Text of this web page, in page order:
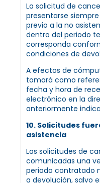
La solicitud de
presentarse
previo a la no
dentro del periodo
corresponda
condiciones de
A efectos de
tomará como
fecha y hora de
electrónico en la
anteriormente
10. Solicitudes
asistencia
Las solicitudes de
comunicadas una
periodo contratado
a devolución, salvo